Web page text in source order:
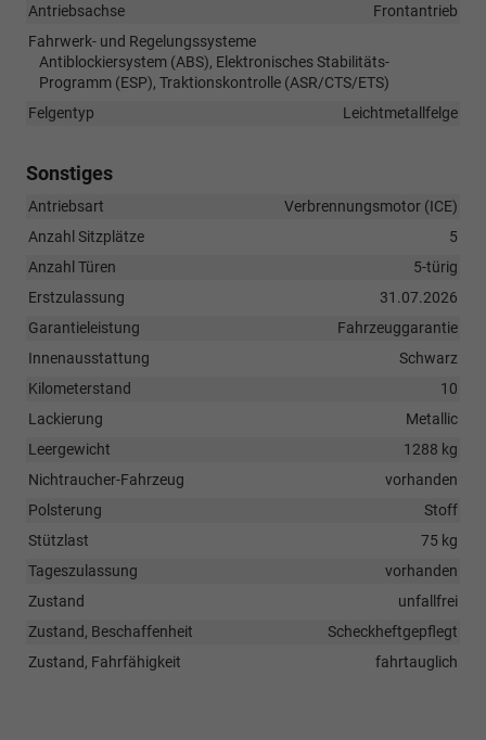
Antriebsachse
Frontantrieb
Fahrwerk- und Regelungssysteme
Antiblockiersystem (ABS), Elektronisches Stabilitäts-
Programm (ESP), Traktionskontrolle (ASR/CTS/ETS)
Felgentyp
Leichtmetallfelge
Sonstiges
Antriebsart
Verbrennungsmotor (ICE)
Anzahl Sitzplätze
5
Anzahl Türen
5-türig
Erstzulassung
31.07.2026
Garantieleistung
Fahrzeuggarantie
Innenausstattung
Schwarz
Kilometerstand
10
Lackierung
Metallic
Leergewicht
1288 kg
Nichtraucher-Fahrzeug
vorhanden
Polsterung
Stoff
Stützlast
75 kg
Tageszulassung
vorhanden
Zustand
unfallfrei
Zustand, Beschaffenheit
Scheckheftgepflegt
Zustand, Fahrfähigkeit
fahrtauglich